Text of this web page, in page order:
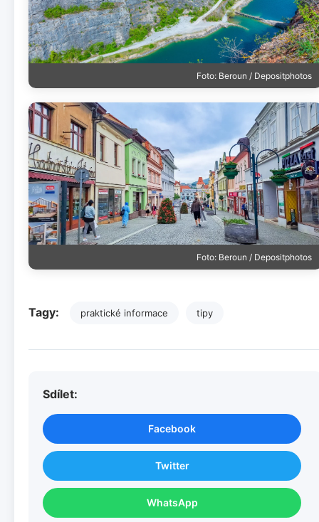
Foto: Beroun / Depositphotos
Foto: Beroun / Depositphotos
Tagy: praktické informace tipy
Sdílet:
Facebook
Twitter
WhatsApp